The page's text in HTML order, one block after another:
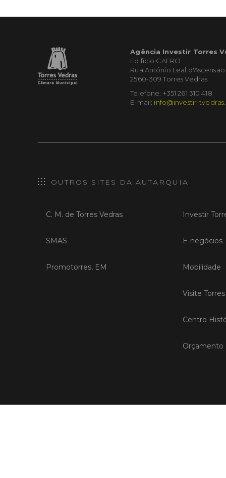
Agência Investir Torres
Edifício CAERO
Rua António Leal d'Ascensão
2560-309 Torres Vedras
Telefone: +351 261 310 418
E-mail: info@investir-
OUTROS SITES DA AUTARQUIA
C. M. de Torres Vedras
SMAS
Promotorres, EM
Investir
E-negócios
Mobilidade
Visite
Centro
Orçamento